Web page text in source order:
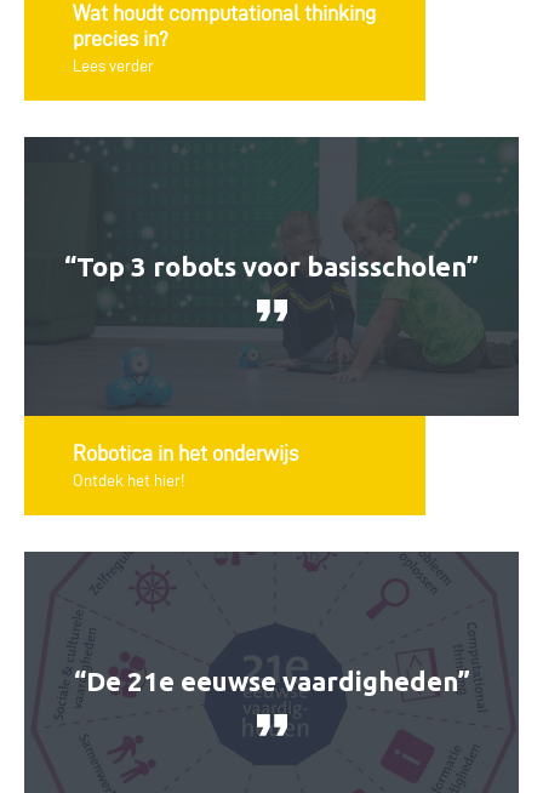
Wat houdt computational thinking
precies in?
Lees verder
“Top 3 robots voor basisscholen”
Robotica in het onderwijs
Ontdek het hier!
“De 21e eeuwse vaardigheden”